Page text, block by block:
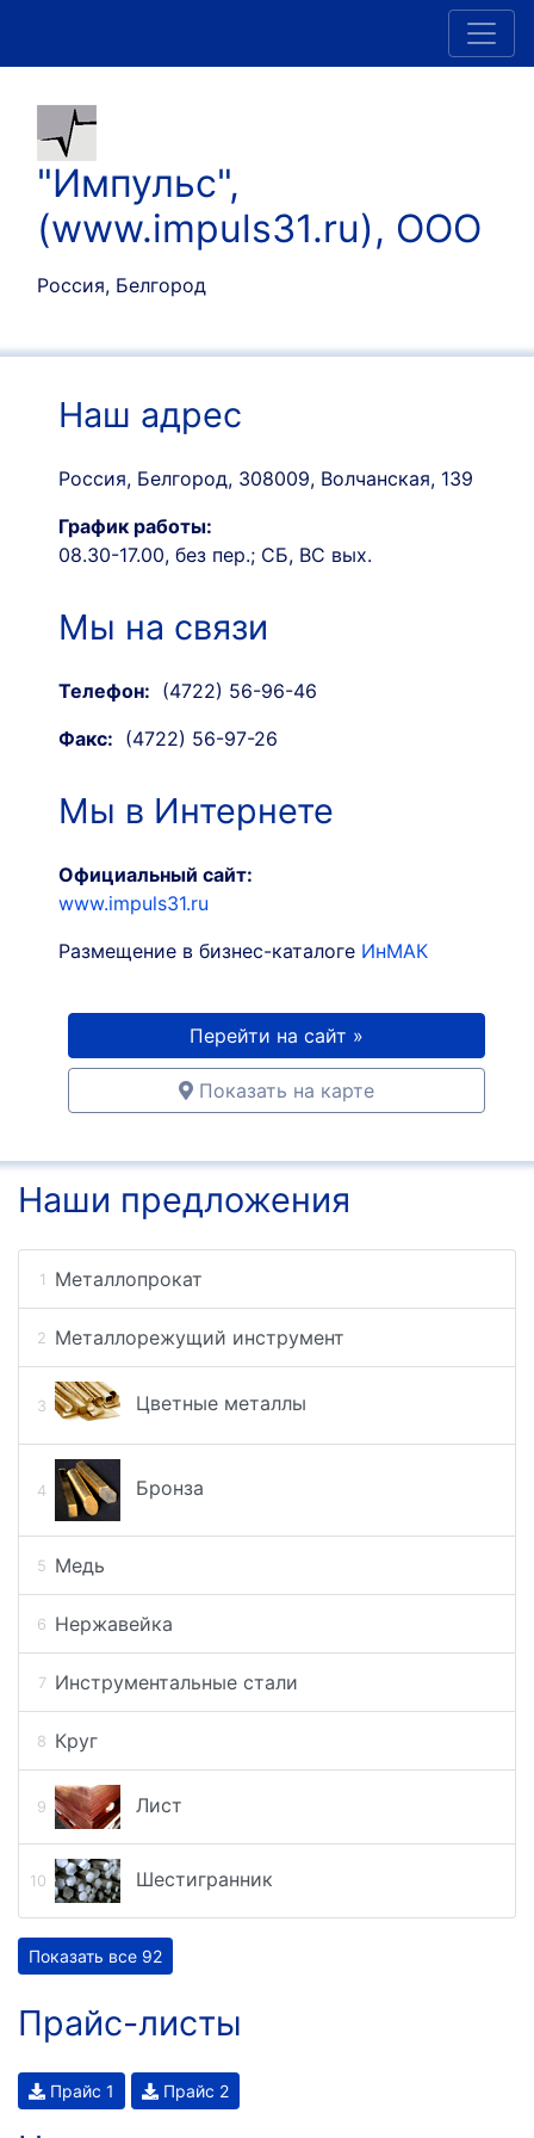
"Импульс",
(www.impuls31.ru), ООО
Россия, Белгород
Наш адрес
Россия, Белгород, 308009, Волчанская, 139
График работы:
08.30-17.00, без пер.; СБ, ВС вых.
Мы на связи
Телефон: (4722) 56-96-46
Факс: (4722) 56-97-26
Мы в Интернете
Официальный сайт:
www.impuls31.ru
Размещение в бизнес-каталоге ИнМАК
Перейти на сайт »
Показать на карте
Наши предложения
Металлопрокат
Металлорежущий инструмент
Цветные металлы
Бронза
Медь
Нержавейка
Инструментальные стали
Круг
Лист
Шестигранник
Показать все 92
Прайс-листы
Прайс 1 Прайс 2